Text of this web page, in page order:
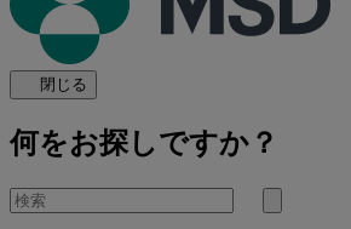
閉じる
何をお探しですか？
を
検